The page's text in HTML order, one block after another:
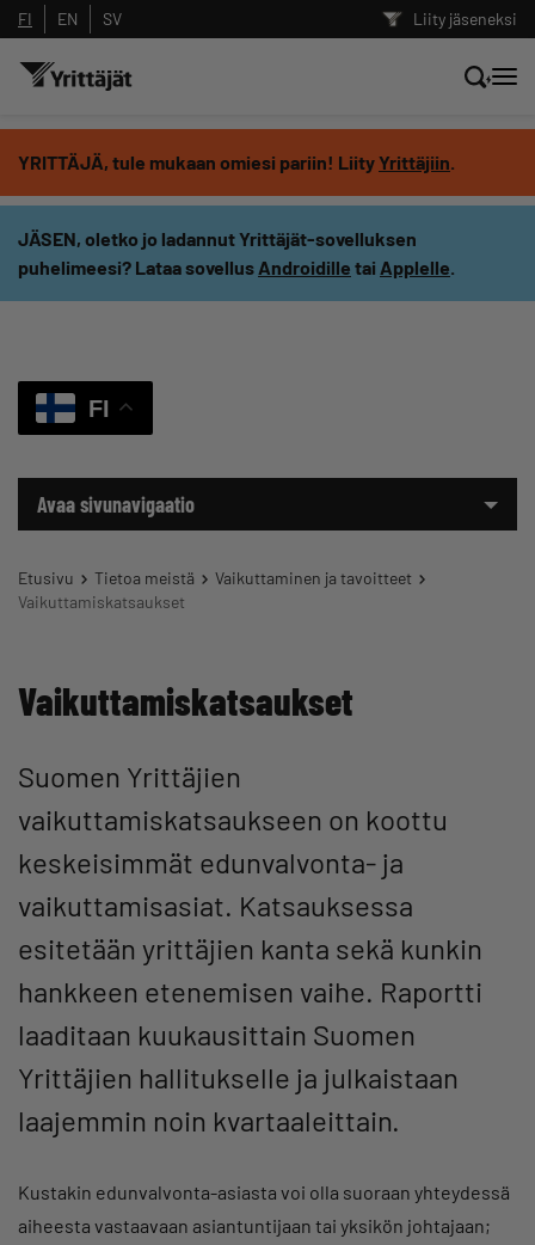
Liity jäseneksi
FI EN SV
YRITTÄJÄ, tule mukaan omiesi pariin! LiityYrittäjiin.
JÄSEN, oletko jo ladannut Yrittäjät-sovelluksen
puhelimeesi? Lataa sovellus Androidille tai Applelle.
FI
Avaa sivunavigaatio
Etusivu Tietoa meistä
Vaikuttaminen ja tavoitteet
Vaikuttamiskatsaukset
Vaikuttamiskatsaukset
Suomen Yrittäjien
vaikuttamiskatsaukseen on koottu
keskeisimmät edunvalvonta- ja
vaikuttamisasiat. Katsauksessa
esitetään yrittäjien kanta sekä kunkin
hankkeen etenemisen vaihe. Raportti
laaditaan kuukausittain Suomen
Yrittäjien hallitukselle ja julkaistaan
laajemmin noin kvartaaleittain.
Kustakin edunvalvonta-asiasta voi olla suoraan yhteydessä
aiheesta vastaavaan asiantuntijaan tai yksikön johtajaan;
Hae sivustolta tai kysy suoraan
Yrittäjien tekoälyltä